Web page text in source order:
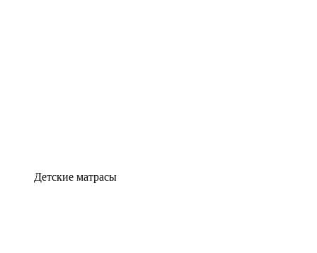
Детские матрасы